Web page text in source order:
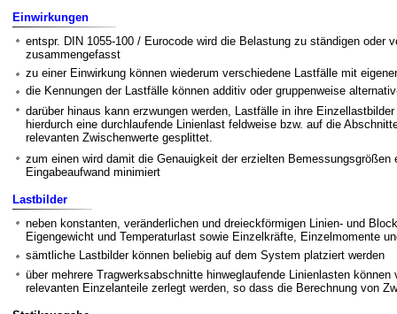
Einwirkungen
entspr. DIN 1055-100 / Eurocode wird die Belastung zu ständigen oder
zusammengefasst
zu einer Einwirkung können wiederum verschiedene Lastfälle mit
die Kennungen der Lastfälle können additiv oder gruppenweise
darüber hinaus kann erzwungen werden, Lastfälle in ihre
hierdurch eine durchlaufende Linienlast feldweise bzw. auf die
relevanten Zwischenwerte gesplittet.
zum einen wird damit die Genauigkeit der erzielten Bemessungsgrößen
Eingabeaufwand minimiert
Lastbilder
neben konstanten, veränderlichen und dreieckförmigen Linien- und
Eigengewicht und Temperaturlast sowie Einzelkräfte, Einzelmomente
sämtliche Lastbilder können beliebig auf dem System platziert werden
über mehrere Tragwerksabschnitte hinweglaufende Linienlasten
relevanten Einzelanteile zerlegt werden, so dass die Berechnung von